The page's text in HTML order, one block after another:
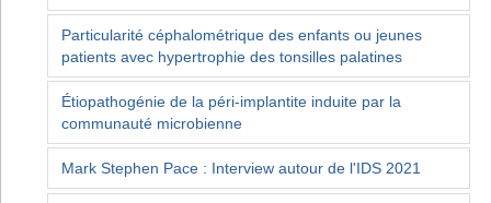
Particularité céphalométrique des enfants ou jeunes
patients avec hypertrophie des tonsilles palatines
Étiopathogénie de la péri-implantite induite par la
communauté microbienne
Mark Stephen Pace : Interview autour de l'IDS 2021